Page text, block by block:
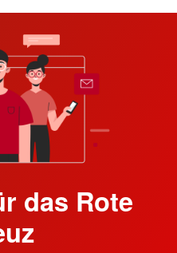
das Rote